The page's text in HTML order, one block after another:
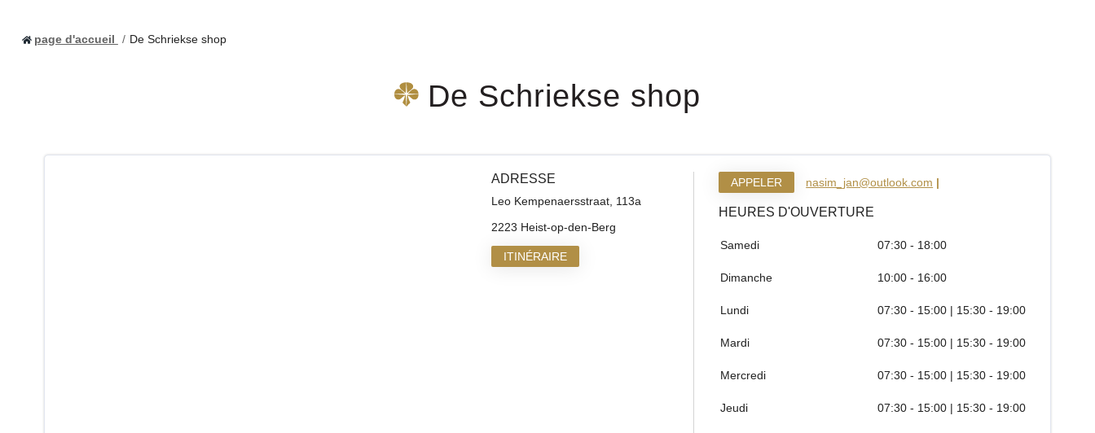
page d'accueil De Schriekse shop
De Schriekse shop
ADRESSE
Leo Kempenaersstraat, 113a
2223 Heist-op-den-Berg
ITINÉRAIRE
APPELER nasim_jan@outlook.com |
HEURES D'OUVERTURE
Samedi 07:30 - 18:00
Dimanche 10:00 - 16:00
Lundi 07:30 - 15:00 | 15:30 - 19:00
Mardi 07:30 - 15:00 | 15:30 - 19:00
Mercredi 07:30 - 15:00 | 15:30 - 19:00
Jeudi 07:30 - 15:00 | 15:30 - 19:00